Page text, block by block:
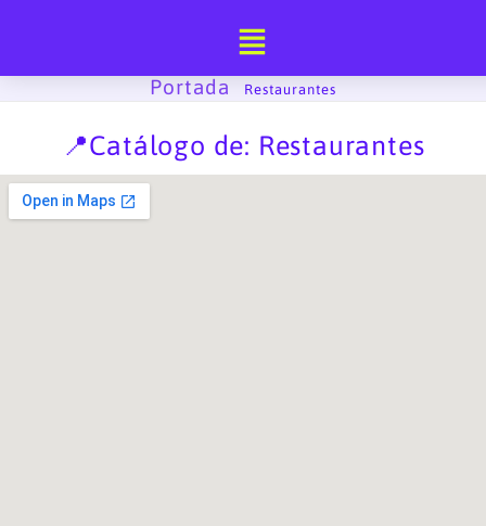
Portada
Restaurantes
📍Catálogo de: Restaurantes